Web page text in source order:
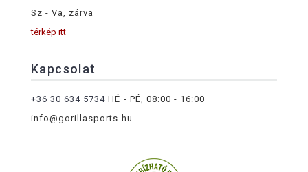
Sz - Va, zárva
térkép itt
Kapcsolat
+36 30 634 5734 HÉ - PÉ, 08:00 - 16:00
info@gorillasports.hu